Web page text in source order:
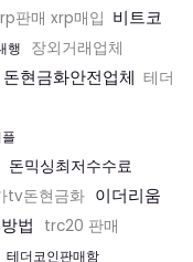
판매 xrp매입 비트코
행 장외거래업체
돈현금화안전업체 테더
돈믹싱최저수수료
tv돈현금화 이더리움
법 trc20 판매
테더코인판매함